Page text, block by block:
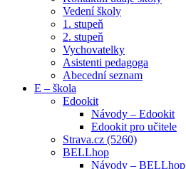
Vedení školy
1. stupeň
2. stupeň
Vychovatelky
Asistenti pedagoga
Abecední seznam
E – škola
Edookit
Návody – Edookit
Edookit pro učitele
Strava.cz (5260)
BELLhop
Návody – BELLhop